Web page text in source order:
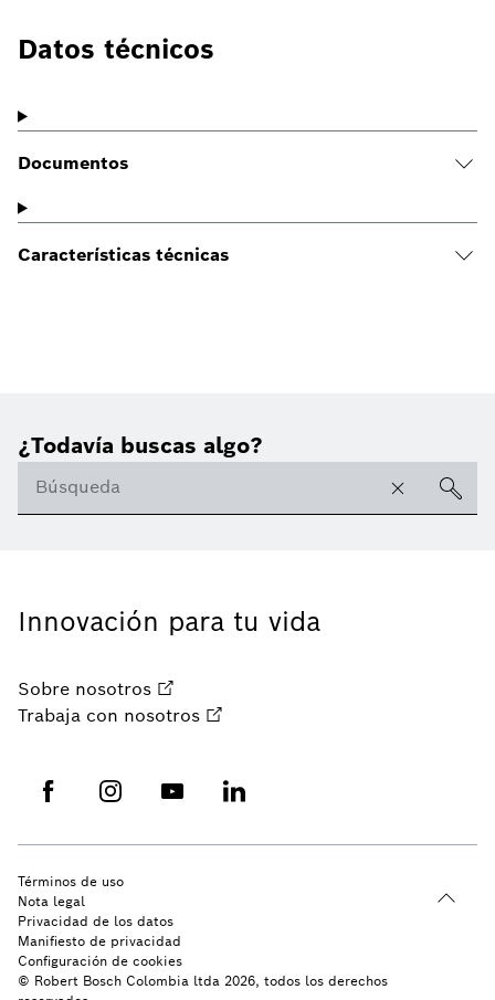
Datos técnicos
Documentos
Características técnicas
¿Todavía buscas algo?
Innovación para tu vida
Sobre nosotros
Trabaja con nosotros
© Robert Bosch Colombia ltda 2026, todos los derechos
Términos de uso
Nota legal
Privacidad de los datos
Manifiesto de privacidad
Configuración de cookies